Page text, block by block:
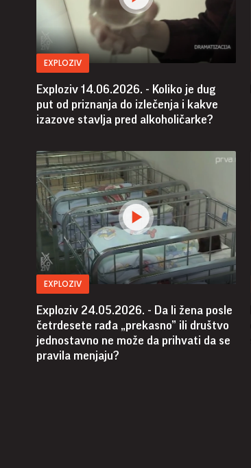
EXPLOZIV
Exploziv 14.06.2026. - Koliko je dug
put od priznanja do izlečenja i kakve
izazove stavlja pred alkoholičarke?
EXPLOZIV
Exploziv 24.05.2026. - Da li žena posle
četrdesete rađa „prekasno” ili društvo
jednostavno ne može da prihvati da se
pravila menjaju?